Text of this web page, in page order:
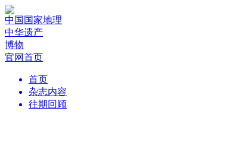
中国国家地理
中华遗产
博物
官网首页
首页
杂志内容
往期回顾